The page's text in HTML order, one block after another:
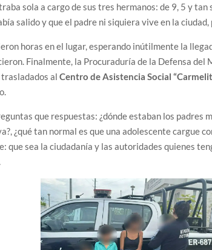
sola a cargo de sus tres hermanos: de 9, 5 y tan
salido y que el padre ni siquiera vive en la
horas en el lugar, esperando inútilmente la
Finalmente, la Procuraduría de la Defensa del
trasladados alCentro de Asistencia Social
que respuestas: ¿dónde estaban los padres
¿qué tan normal es que una adolescente cargue
que sea la ciudadanía y las autoridades quienes